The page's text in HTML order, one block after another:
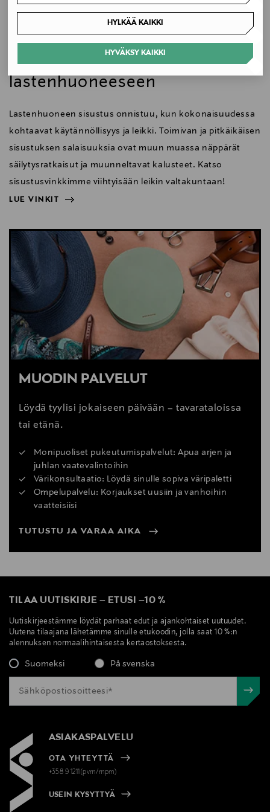
HYLKÄÄ KAIKKI
HYVÄKSY KAIKKI
52 x 70.5 x 51 cm
VP0025000292
Valmistaja
H.P. Hansens Vej 4, DK-5500 Middelfart, Denmark
Digitaalinen osoite
info@carlhansen.com
Sisustusideat
lastenhuoneeseen
Lastenhuoneen sisustus onnistuu, kun kokonaisuudessa
kohtaavat käytännöllisyys ja leikki. Toimivan ja pitkäikäisen
sisustuksen salaisuuksia ovat muun muassa näppärät
säilytysratkaisut ja muunneltavat kalusteet. Katso
sisustusvinkkimme viihtyisään leikin valtakuntaan!
LUE VINKIT
LUE VINKIT
MUODIN PALVELUT
Löydä tyylisi jokaiseen päivään – tavarataloissa
tai etänä.
Monipuoliset pukeutumispalvelut: Apua arjen ja
juhlan vaatevalintoihin
Värikonsultaatio: Löydä sinulle sopiva väripaletti
Ompelupalvelu: Korjaukset uusiin ja vanhoihin
vaatteisiisi
TUTUSTU JA VARAA AIKA
TILAA UUTISKIRJE – ETUSI –10 %
Uutiskirjeestämme löydät parhaat edut ja ajankohtaiset uutuudet.
Uutena tilaajana lähetämme sinulle etukoodin, jolla saat 10 %:n
alennuksen normaalihintaisesta kertaostoksesta.
Suomeksi På svenska
ASIAKASPALVELU
OTA YHTEYTTÄ
+358 9 1211(pvm/mpm)
USEIN KYSYTTYÄ